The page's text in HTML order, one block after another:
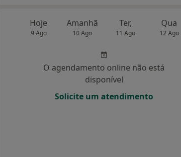
Hoje
9 Ago
Amanhã
10 Ago
Ter,
11 Ago
Qua
12 Ago
O agendamento online não está
disponível
Solicite um atendimento